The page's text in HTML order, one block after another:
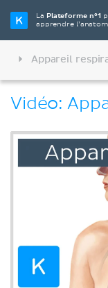
La Plateforme n°1
apprendre
Appareil
Vidéo: